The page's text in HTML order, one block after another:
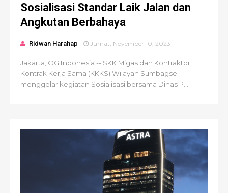
Sosialisasi Standar Laik Jalan dan
Angkutan Berbahaya
Ridwan Harahap Jumat, November 10, 2023
Jakarta, OG Indonesia -- SKK Migas dan Kontraktor
Kontrak Kerja Sama (KKKS) Wilayah Sumbagsel
menggelar kegiatan Sosialisasi bersama Dinas P...